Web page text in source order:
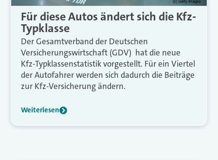
Für diese Autos ändert sich die Kfz-
Typklasse
Der Gesamtverband der Deutschen
Versicherungswirtschaft (GDV) hat die neue
Kfz-Typklassenstatistik vorgestellt. Für ein Viertel
der Autofahrer werden sich dadurch die Beiträge
zur Kfz-Versicherung ändern.
Weiterlesen